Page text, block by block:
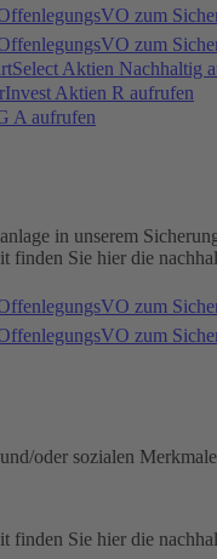
zum
zum
Aktien Nachhaltig
Aktien R aufrufen
A aufrufen
in unserem
finden Sie hier die
zum
zum
oder sozialen
finden Sie hier die